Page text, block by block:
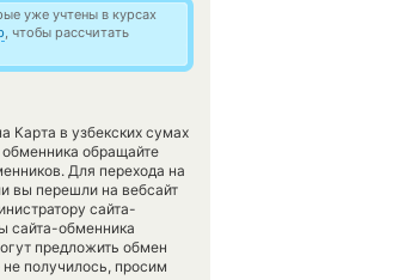
уже учтены в курсах
, чтобы рассчитать
Карта в узбекских сумах
обращайте
Для перехода на
вы перешли на вебсайт
сайта-
сайта-обменника
предложить обмен
получилось, просим